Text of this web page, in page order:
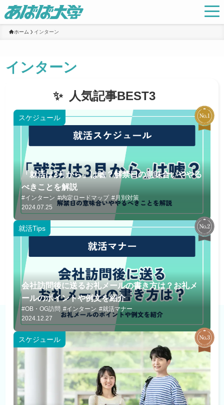
ホーム インターン
インターン
人気記事BEST3
スケジュール
「就活は3月から」は嘘？解禁日の意味合いややる
べきことを解説
#インターン #内定ロードマップ #月別対策
2024.07.25
就活Tips
会社訪問後に送るお礼メールの書き方は？お礼メ
ールのポイントや例文を紹介
#OB・OG訪問 #インターン #就活マナー
2024.12.27
スケジュール